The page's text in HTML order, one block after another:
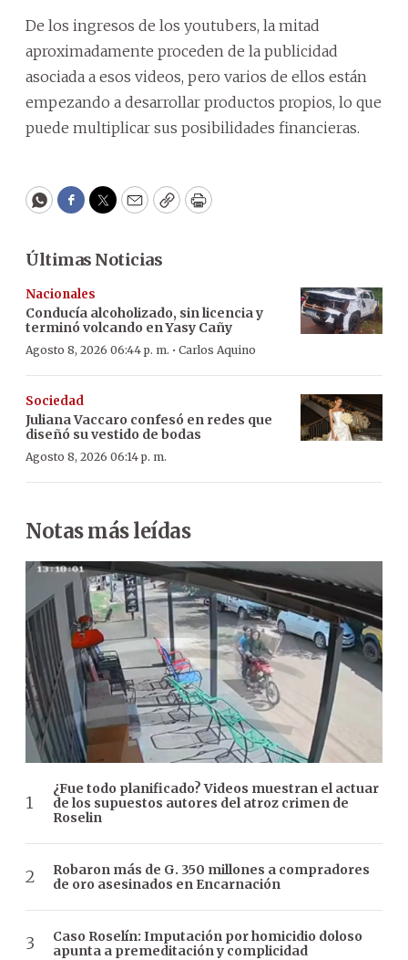
De los ingresos de los youtubers, la mitad
aproximadamente proceden de la publicidad
asociada a esos videos, pero varios de ellos están
empezando a desarrollar productos propios, lo que
puede multiplicar sus posibilidades financieras.
WhatsApp
Facebook
Twitter
EmailCopyPrint
Últimas Noticias
Nacionales
Conducía alcoholizado, sin licencia y
terminó volcando en Yasy Cañy
Agosto 8, 2026 06:44 p. m. · Carlos Aquino
Sociedad
Juliana Vaccaro confesó en redes que
diseñó su vestido de bodas
Agosto 8, 2026 06:14 p. m.
Notas más leídas
¿Fue todo planificado? Videos muestran el actuar
de los supuestos autores del atroz crimen de
Roselin
Robaron más de G. 350 millones a compradores
de oro asesinados en Encarnación
Caso Roselín: Imputación por homicidio doloso
apunta a premeditación y complicidad